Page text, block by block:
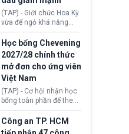
Brexit “do nhầm lẫn”.
Động thái này làm dấy
lên lo ngại về việc thực
thi Thỏa thuận Rút khỏi
Liên minh châu Âu
(Withdrawal
Agreement).
(TAP) - Giới chức Hoa Kỳ
vừa để ngỏ khả năng
sớm đạt thỏa thuận với
Iran nhằm mở lại eo biển
Hormuz, mở đường cho
việc khôi phục hoạt
động hàng hải. Những
tín hiệu ngoại giao tích
cực này lập tức tác động
đến thị trường năng
lượng, kéo giá dầu thế
giới lùi sâu xuống dưới
mức 80 USD/thùng.
Học bổng Chevening
2027/28 chính thức
mở đơn cho ứng viên
Việt Nam
(TAP) - Cơ hội nhận học
bổng toàn phần để theo
học chương trình thạc sĩ
tại Vương quốc Anh đã
chính thức quay trở lại.
Công an TP. HCM